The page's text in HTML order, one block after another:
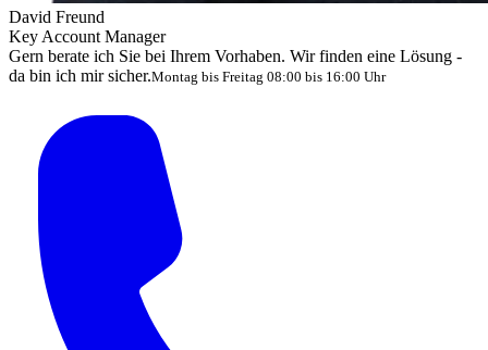
David Freund
Key Account Manager
Gern berate ich Sie bei Ihrem Vorhaben. Wir finden eine Lösung -
da bin ich mir sicher.Montag bis Freitag 08:00 bis 16:00 Uhr